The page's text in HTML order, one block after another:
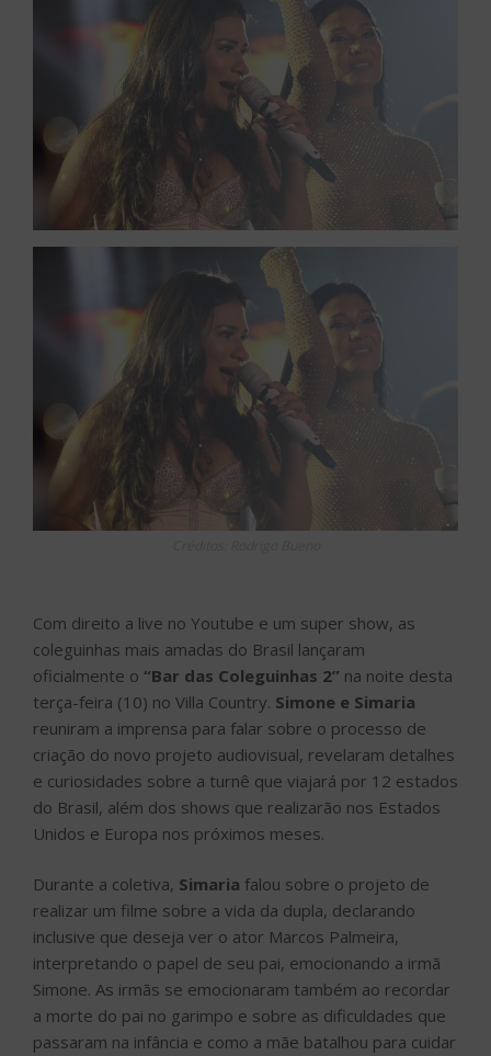
Com direito a live no Youtube e um super show, as
coleguinhas mais amadas do Brasil lançaram
oficialmente o “Bar das Coleguinhas 2” na noite desta
terça-feira (10) no Villa Country. Simone e Simaria
reuniram a imprensa para falar sobre o processo de
criação do novo projeto audiovisual, revelaram detalhes
e curiosidades sobre a turnê que viajará por 12 estados
do Brasil, além dos shows que realizarão nos Estados
Unidos e Europa nos próximos meses.
Durante a coletiva, Simaria falou sobre o projeto de
realizar um filme sobre a vida da dupla, declarando
inclusive que deseja ver o ator Marcos Palmeira,
interpretando o papel de seu pai, emocionando a irmã
Simone. As irmãs se emocionaram também ao recordar
a morte do pai no garimpo e sobre as dificuldades que
passaram na infância e como a mãe batalhou para cuidar